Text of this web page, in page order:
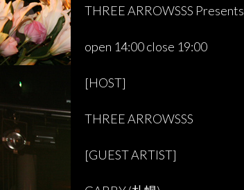
THREE ARROWSSS Presents
open 14:00 close 19:00
[HOST]
THREE ARROWSSS
[GUEST ARTIST]